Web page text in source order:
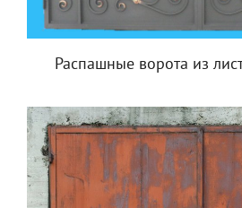
Распашные ворота из